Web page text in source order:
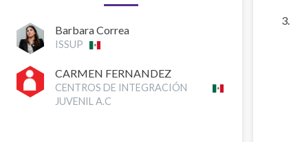
Barbara Correa
ISSUP
CARMEN FERNANDEZ
CENTROS DE INTEGRACIÓN
JUVENIL A.C